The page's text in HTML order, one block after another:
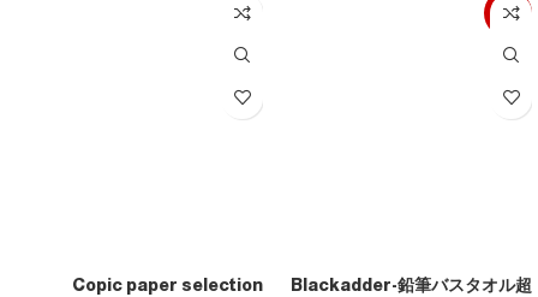
-16%
Blackadder-鉛筆バスタオル超
Copic paper selection